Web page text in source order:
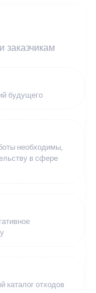
будущего
необходимы,
в сфере
каталог отходов